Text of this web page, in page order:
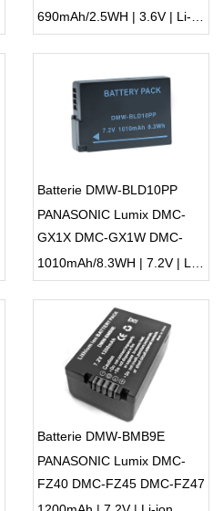
FH10 FH50 SZ8
690mAh/2.5WH | 3.6V | Li-ion ...
Batterie DMW-BLD10PP
PANASONIC Lumix DMC-
GX1X DMC-GX1W DMC-
GX1 DMC-G3W DMC-G3K
DMC-TS2A
1010mAh/8.3WH | 7.2V | Li-ion ...
Batterie DMW-BMB9E
PANASONIC Lumix DMC-
FZ40 DMC-FZ45 DMC-FZ47
DMC-FZ48 DMC-FZ60